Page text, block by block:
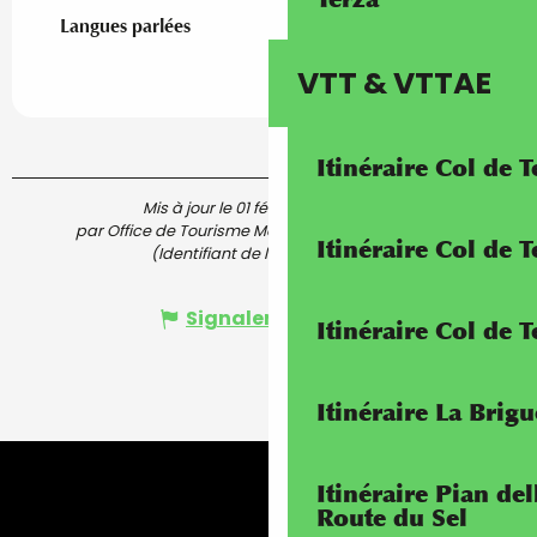
VTT & VTTAE
Itinéraire Col de
Itinéraire Col de
Itinéraire Col de
Itinéraire La
Itinéraire Pian
Route du Sel
Langues parlées
Langues parlées
Mis à jour le 01 février 2025 à 15:38
par Office de Tourisme Menton, Riviera & Merveilles
(Identifiant de l'offre :
6974725)
Signaler une erreur